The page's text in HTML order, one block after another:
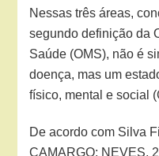
Nessas três áreas,
segundo definição da
Saúde (OMS), não é
doença, mas um
físico, mental e social
De acordo com Silva
CAMARGO; NEVES,